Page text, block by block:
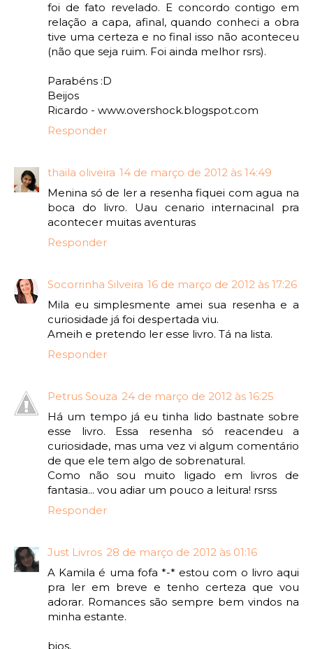
foi de fato revelado. E concordo contigo em
relação a capa, afinal, quando conheci a obra
tive uma certeza e no final isso não aconteceu
(não que seja ruim. Foi ainda melhor rsrs).
Parabéns :D
Beijos
Ricardo - www.overshock.blogspot.com
Responder
thaila oliveira 14 de março de 2012 às 14:49
Menina só de ler a resenha fiquei com agua na
boca do livro. Uau cenario internacinal pra
acontecer muitas aventuras
Responder
Socorrinha Silveira 16 de março de 2012 às 17:26
Mila eu simplesmente amei sua resenha e a
curiosidade já foi despertada viu.
Ameih e pretendo ler esse livro. Tá na lista.
Responder
Petrus Souza 24 de março de 2012 às 16:25
Há um tempo já eu tinha lido bastnate sobre
esse livro. Essa resenha só reacendeu a
curiosidade, mas uma vez vi algum comentário
de que ele tem algo de sobrenatural.
Como não sou muito ligado em livros de
fantasia... vou adiar um pouco a leitura! rsrss
Responder
Just Livros 28 de março de 2012 às 01:16
A Kamila é uma fofa *-* estou com o livro aqui
pra ler em breve e tenho certeza que vou
adorar. Romances são sempre bem vindos na
minha estante.
bjos,